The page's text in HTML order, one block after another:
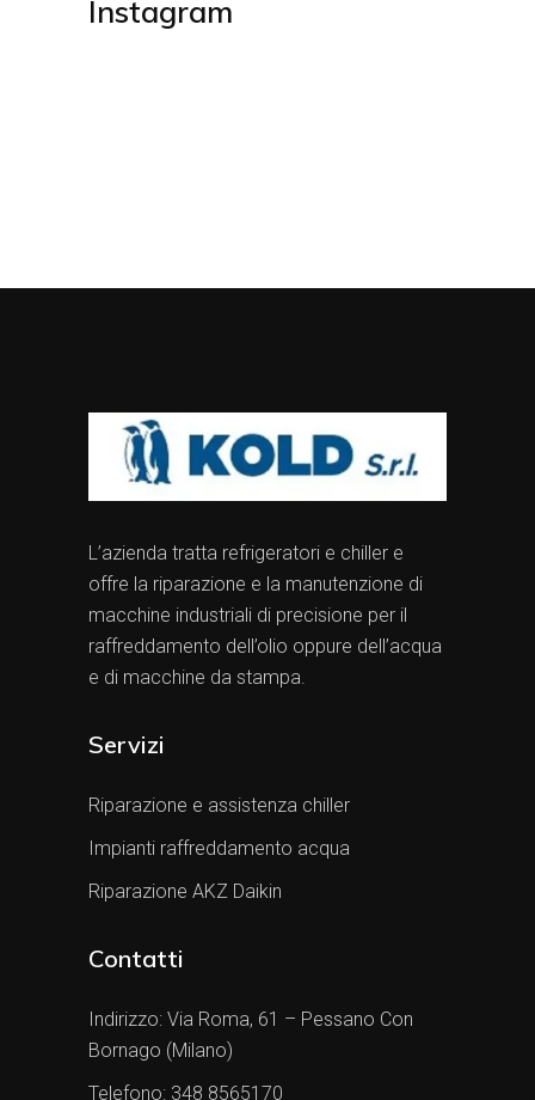
Instagram
L’azienda tratta refrigeratori e chiller e
offre la riparazione e la manutenzione di
macchine industriali di precisione per il
raffreddamento dell’olio oppure dell’acqua
e di macchine da stampa.
Servizi
Riparazione e assistenza chiller
Impianti raffreddamento acqua
Riparazione AKZ Daikin
Contatti
Indirizzo: Via Roma, 61 – Pessano Con
Bornago (Milano)
Telefono: 348 8565170